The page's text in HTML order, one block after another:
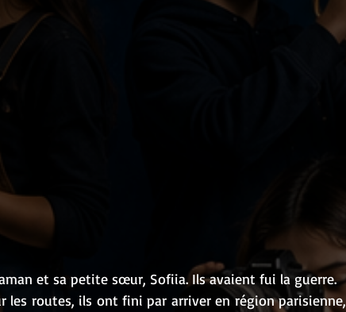
et sa petite sœur, Sofiia. Ils avaient fui la guerre.
les routes, ils ont fini par arriver en région parisienne,